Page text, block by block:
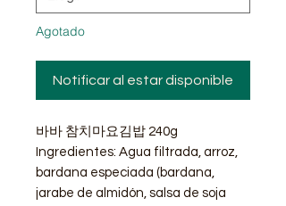
Agotado
Notificar al estar disponible
바바 참치마요김밥 240g
Ingredientes: Agua filtrada, arroz,
bardana especiada (bardana,
jarabe de almidón, salsa de soja